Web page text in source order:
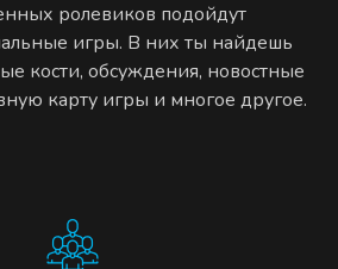
ролевиков подойдут
игры. В них ты найдешь
кости, обсуждения, новостные
карту игры и многое другое.